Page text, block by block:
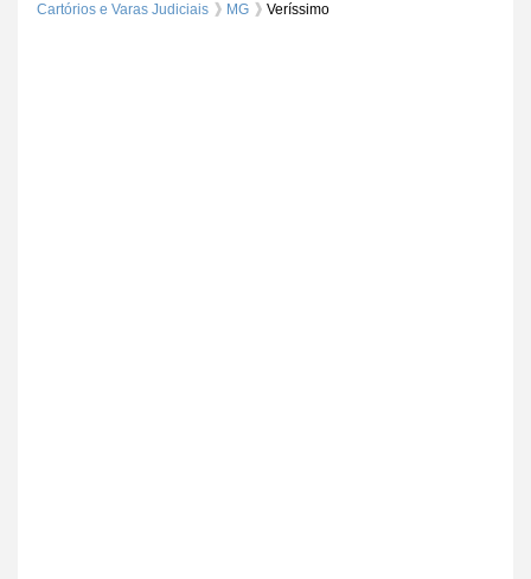
Cartórios e Varas Judiciais MG Veríssimo